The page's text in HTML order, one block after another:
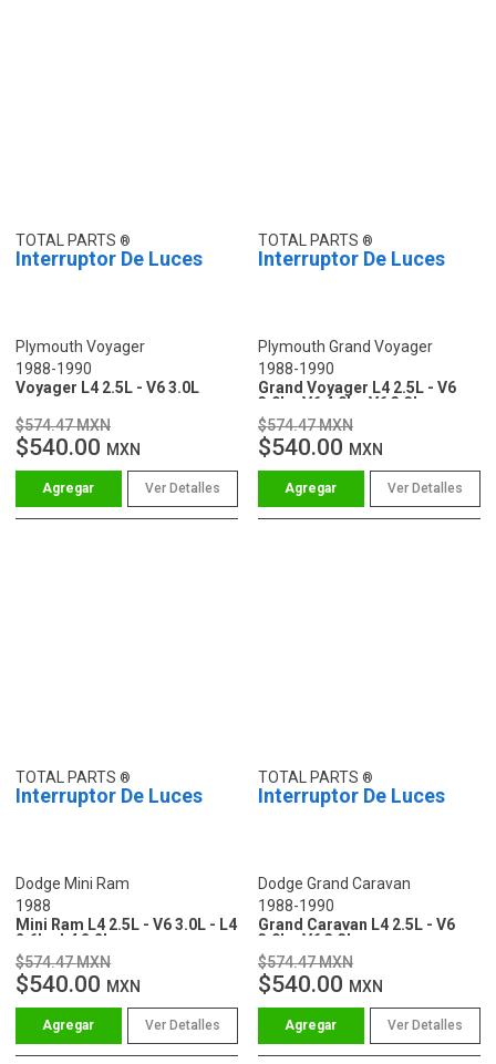
TOTAL PARTS
Interruptor De Luces
Plymouth Voyager
1988-1990
Voyager L4 2.5L - V6 3.0L
$574.47 MXN
$540.00 MXN
Ver Detalles
TOTAL PARTS
Interruptor De Luces
Plymouth Grand Voyager
1988-1990
Grand Voyager L4 2.5L - V6
3.0L - V6 4.0L - V6 3.3L
$574.47 MXN
$540.00 MXN
Ver Detalles
TOTAL PARTS
Interruptor De Luces
Dodge Mini Ram
1988
Mini Ram L4 2.5L - V6 3.0L - L4
2.6L - L4 2.2L
$574.47 MXN
$540.00 MXN
Ver Detalles
TOTAL PARTS
Interruptor De Luces
Dodge Grand Caravan
1988-1990
Grand Caravan L4 2.5L - V6
3.0L - V6 3.3L
$574.47 MXN
$540.00 MXN
Ver Detalles